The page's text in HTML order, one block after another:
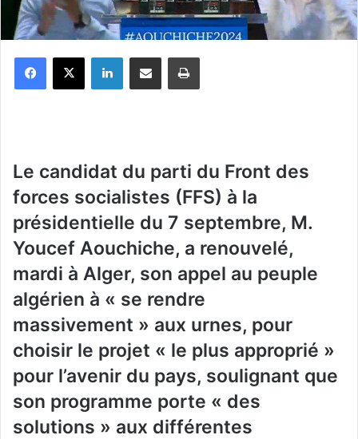
Le candidat du parti du Front des
forces socialistes (FFS) à la
présidentielle du 7 septembre, M.
Youcef Aouchiche, a renouvelé,
mardi à Alger, son appel au peuple
algérien à « se rendre
massivement » aux urnes, pour
choisir le projet « le plus approprié »
pour l’avenir du pays, soulignant que
son programme porte « des
solutions » aux différentes